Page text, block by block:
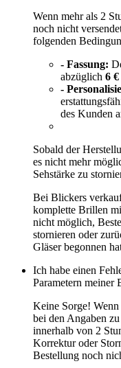
Wenn mehr als 2
noch nicht
folgenden
- Fassung:
abzüglich 6
-
des Kunden
Sobald der
es nicht mehr
Sehstärke zu
Bei Blickers
komplette Brillen
nicht möglich,
stornieren oder
Gläser begonnen
Ich habe einen
Parametern meiner
Keine Sorge!
bei den Angaben
innerhalb von 2
Korrektur oder
Bestellung noch